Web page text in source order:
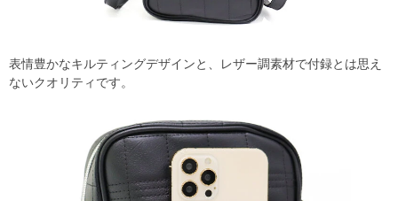
表情豊かなキルティングデザインと、レザー調素材で付録とは思え
ないクオリティです。